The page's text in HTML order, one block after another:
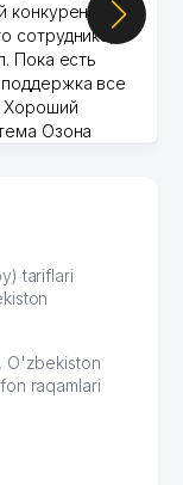
конкуренции.
сотрудника,
Пока есть
все
Хороший
Озона
есть ПВЗ.
и
tariflari
O'zbekiston
raqamlari